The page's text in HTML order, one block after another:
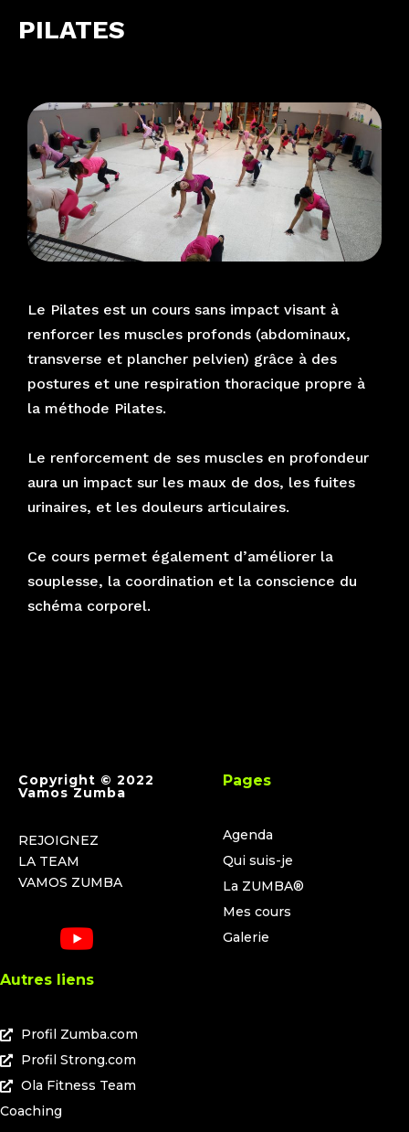
PILATES
Le Pilates est un cours sans impact visant à
renforcer les muscles profonds (abdominaux,
transverse et plancher pelvien) grâce à des
postures et une respiration thoracique propre à
la méthode Pilates.
Le renforcement de ses muscles en profondeur
aura un impact sur les maux de dos, les fuites
urinaires, et les douleurs articulaires.
Ce cours permet également d’améliorer la
souplesse, la coordination et la conscience du
schéma corporel.
Copyright © 2022
Vamos Zumba
REJOIGNEZ
LA TEAM
VAMOS ZUMBA
Pages
Agenda
Qui suis-je
La ZUMBA®
Mes cours
Galerie
Autres liens
Profil Zumba.com
Profil Strong.com
Ola Fitness Team
Coaching